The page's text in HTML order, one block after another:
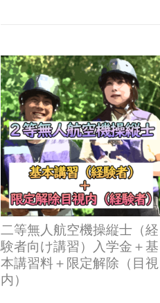
二等無人航空機操縦士（経
験者向け講習）入学金＋基
本講習料＋限定解除（目視
内）